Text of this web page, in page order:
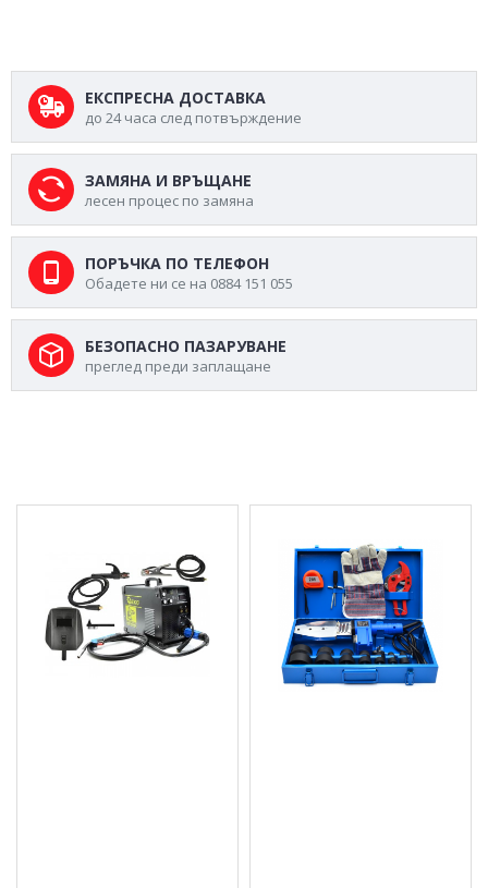
ЕКСПРЕСНА ДОСТАВКА
до 24 часа след потвърждение
ЗАМЯНА И ВРЪЩАНЕ
лесен процес по замяна
ПОРЪЧКА ПО ТЕЛЕФОН
Обадете ни се на 0884 151 055
БЕЗОПАСНО ПАЗАРУВАНЕ
преглед преди заплащане